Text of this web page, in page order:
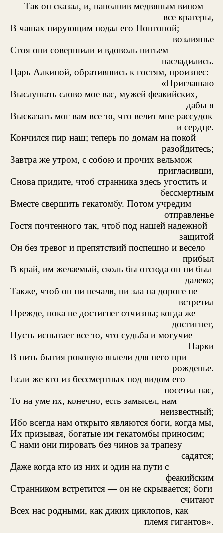
Так он сказал, и, наполнив медвяным вином
все кратеры,
В чашах пирующим подал его Понтоной;
возлиянье
Стоя они совершили и вдоволь питьем
насладились.
Царь Алкиной, обратившись к гостям, произнес:
«Приглашаю
Выслушать слово мое вас, мужей феакийских,
дабы я
Высказать мог вам все то, что велит мне рассудок
и сердце.
Кончился пир наш; теперь по домам на покой
разойдитесь;
Завтра же утром, с собою и прочих вельмож
пригласивши,
Снова придите, чтоб странника здесь угостить и
бессмертным
Вместе свершить гекатомбу. Потом учредим
отправленье
Гостя почтенного так, чтоб под нашей надежной
защитой
Он без тревог и препятствий поспешно и весело
прибыл
В край, им желаемый, сколь бы отсюда он ни был
далеко;
Также, чтоб он ни печали, ни зла на дороге не
встретил
Прежде, пока не достигнет отчизны; когда же
достигнет,
Пусть испытает все то, что судьба и могучие
Парки
В нить бытия роковую вплели для него при
рожденье.
Если же кто из бессмертных под видом его
посетил нас,
То на уме их, конечно, есть замысел, нам
неизвестный;
Ибо всегда нам открыто являются боги, когда мы,
Их призывая, богатые им гекатомбы приносим;
С нами они пировать без чинов за трапезу
садятся;
Даже когда кто из них и один на пути с
феакийским
Странником встретится — он не скрывается; боги
считают
Всех нас родными, как диких циклопов, как
племя гигантов».